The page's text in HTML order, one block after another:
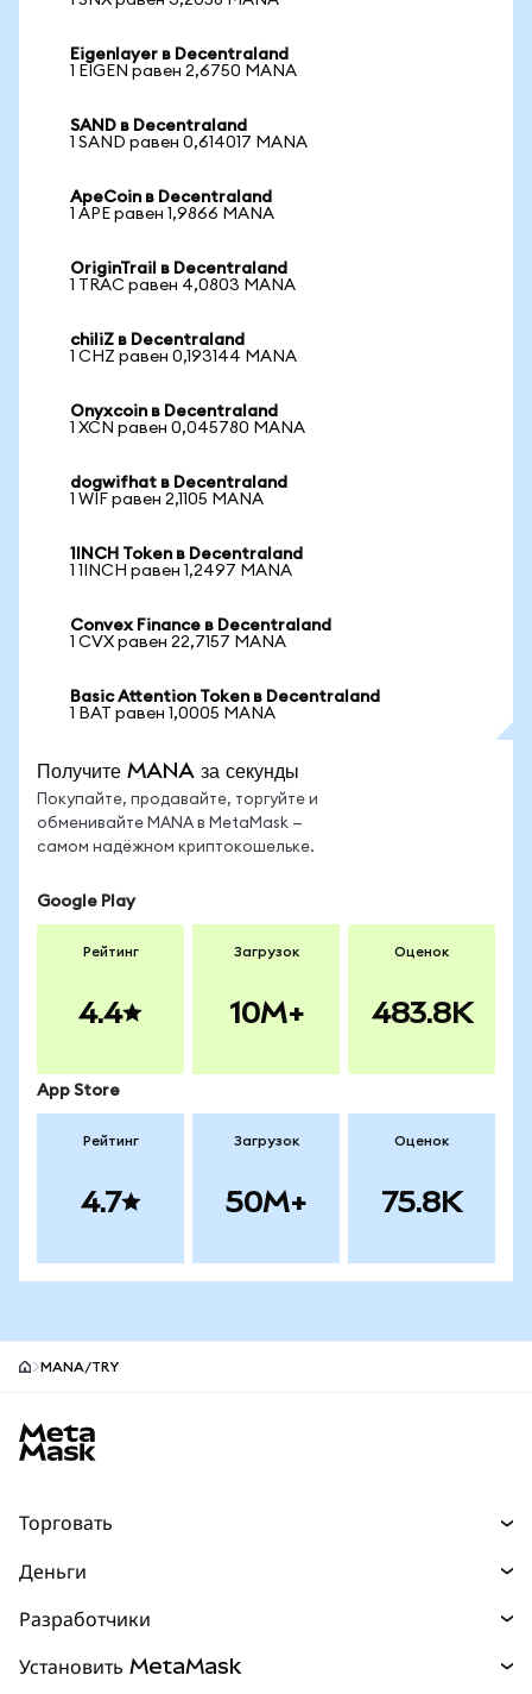
Eigenlayer в Decentraland
1 EIGEN равен 2,6750 MANA
SAND в Decentraland
1 SAND равен 0,614017 MANA
ApeCoin в Decentraland
1 APE равен 1,9866 MANA
OriginTrail в Decentraland
1 TRAC равен 4,0803 MANA
chiliZ в Decentraland
1 CHZ равен 0,193144 MANA
Onyxcoin в Decentraland
1 XCN равен 0,045780 MANA
dogwifhat в Decentraland
1 WIF равен 2,1105 MANA
1INCH Token в Decentraland
1 1INCH равен 1,2497 MANA
Convex Finance в Decentraland
1 CVX равен 22,7157 MANA
Basic Attention Token в Decentraland
1 BAT равен 1,0005 MANA
Получите MANA за секунды
Покупайте, продавайте, торгуйте и
обменивайте MANA в MetaMask —
самом надёжном криптокошельке.
Google Play
Рейтинг
4.4
Загрузок
10M+
Оценок
483.8K
App Store
Рейтинг
4.7
Загрузок
50M+
Оценок
75.8K
MANA/TRY
Торговать
Прогнозы
Перпы НОВИНКА
Деньги
mUSD
Разработчики
Установить MetaMask